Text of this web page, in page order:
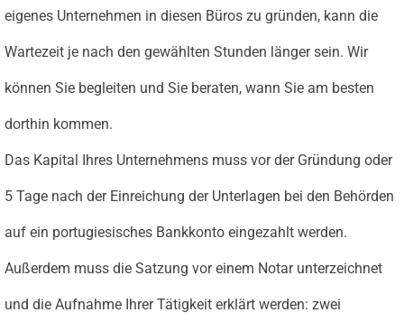
eigenes Unternehmen in diesen Büros zu gründen, kann die
Wartezeit je nach den gewählten Stunden länger sein. Wir
können Sie begleiten und Sie beraten, wann Sie am besten
dorthin kommen.
Das Kapital Ihres Unternehmens muss vor der Gründung oder
5 Tage nach der Einreichung der Unterlagen bei den Behörden
auf ein portugiesisches Bankkonto eingezahlt werden.
Außerdem muss die Satzung vor einem Notar unterzeichnet
und die Aufnahme Ihrer Tätigkeit erklärt werden: zwei